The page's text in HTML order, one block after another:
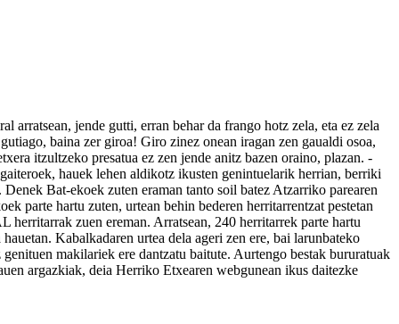
jende gutti, erran behar da frango hotz zela, eta ez zela
baina zer giroa! Giro zinez onean iragan zen gaualdi osoa,
itzultzeko presatua ez zen jende anitz bazen oraino, plazan. -
hauek lehen aldikotz ikusten genintuelarik herrian, berriki
Bat-ekoek zuten eraman tanto soil batez Atzarriko parearen
parte hartu zuten, urtean behin bederen herritarrentzat pestetan
zuen ereman. Arratsean, 240 herritarrek parte hartu
Kabalkadaren urtea dela ageri zen ere, bai larunbateko
makilariek ere dantzatu baitute. Aurtengo bestak bururatuak
argazkiak, deia Herriko Etxearen webgunean ikus daitezke